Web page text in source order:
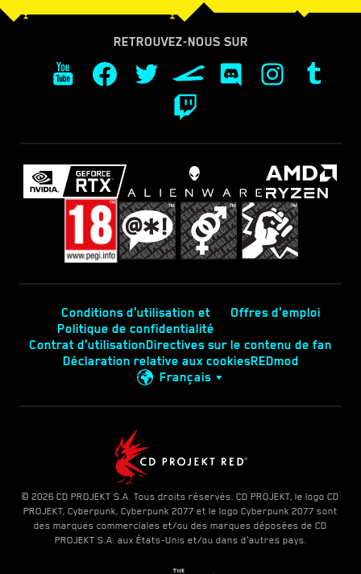
RETROUVEZ-NOUS SUR
Conditions d'utilisation et
Politique de confidentialité
Offres d'emploi
Contrat d'utilisationDirectives sur le contenu de fan
Déclaration relative aux cookiesREDmod
Français
© 2026 CD PROJEKT S.A. Tous droits réservés. CD PROJEKT, le logo CD
PROJEKT, Cyberpunk, Cyberpunk 2077 et le logo Cyberpunk 2077 sont
des marques commerciales et/ou des marques déposées de CD
PROJEKT S.A. aux États-Unis et/ou dans d'autres pays.